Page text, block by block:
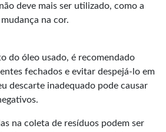
deve mais ser utilizado, como a
na cor.
do óleo usado, é recomendado
fechados e evitar despejá-lo em
descarte inadequado pode causar
na coleta de resíduos podem ser